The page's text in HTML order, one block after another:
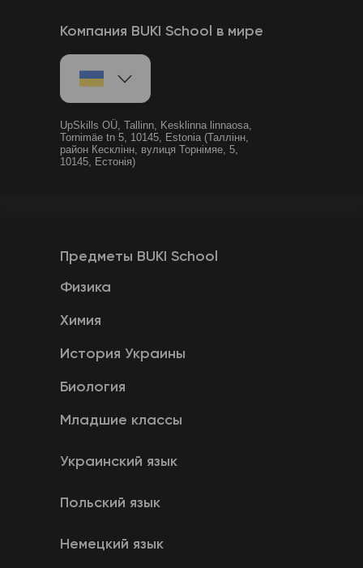
Компания BUKI School в мире
UpSkills OÜ, Tallinn, Kesklinna linnaosa,
Tornimäe tn 5, 10145, Estonia (Таллінн,
район Кесклінн, вулиця Торнімяе, 5,
10145, Естонія)
Предметы BUKI School
Физика
Химия
История Украины
Биология
Младшие классы
Украинский язык
Польский язык
Немецкий язык